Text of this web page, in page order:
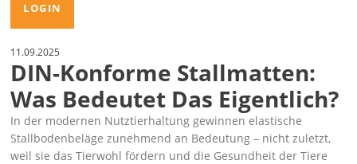
LOGIN
11.09.2025
DIN-Konforme Stallmatten:
Was Bedeutet Das Eigentlich?
In der modernen Nutztierhaltung gewinnen elastische
Stallbodenbeläge zunehmend an Bedeutung – nicht zuletzt,
weil sie das Tierwohl fördern und die Gesundheit der Tiere